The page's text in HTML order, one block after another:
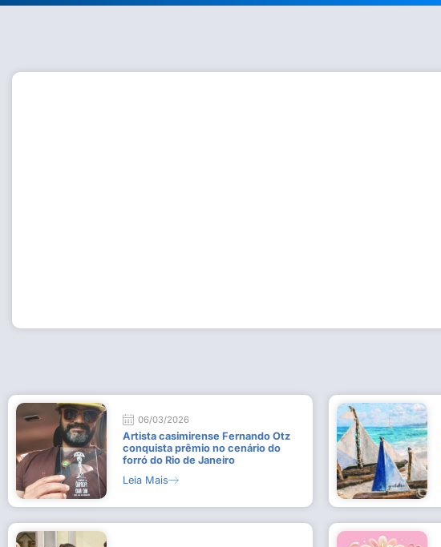
06/03/2026
Artista casimirense Fernando Otz
conquista prêmio no cenário do
forró do Rio de Janeiro
Leia Mais